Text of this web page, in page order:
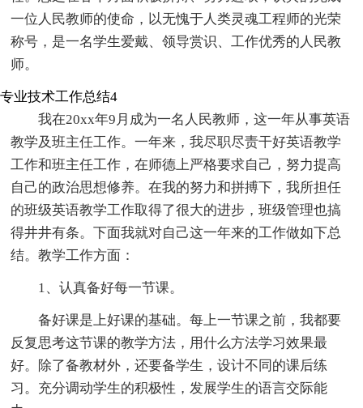
一位人民教师的使命，以无愧于人类灵魂工程师的光荣
称号，是一名学生爱戴、领导赏识、工作优秀的人民教
师。
专业技术工作总结4
我在20xx年9月成为一名人民教师，这一年从事英语
教学及班主任工作。一年来，我尽职尽责干好英语教学
工作和班主任工作，在师德上严格要求自己，努力提高
自己的政治思想修养。在我的努力和拼搏下，我所担任
的班级英语教学工作取得了很大的进步，班级管理也搞
得井井有条。下面我就对自己这一年来的工作做如下总
结。教学工作方面：
1、认真备好每一节课。
备好课是上好课的基础。每上一节课之前，我都要
反复思考这节课的教学方法，用什么方法学习效果最
好。除了备教材外，还要备学生，设计不同的课后练
习。充分调动学生的积极性，发展学生的语言交际能